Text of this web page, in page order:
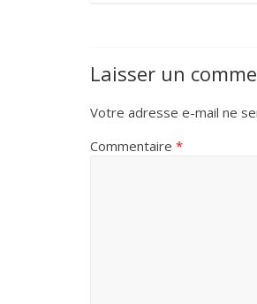
Laisser un
Votre adresse e-mail ne
Commentaire *